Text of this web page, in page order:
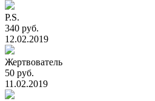
P.S.
340 руб.
12.02.2019
Жертвователь
50 руб.
11.02.2019